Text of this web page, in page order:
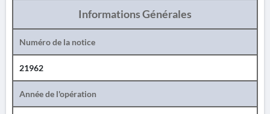
Informations Générales
Numéro de la notice
21962
Année de l'opération